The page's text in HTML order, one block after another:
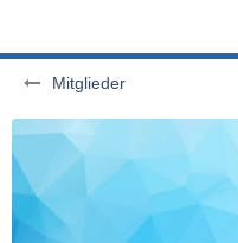
Mitglieder